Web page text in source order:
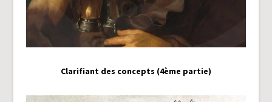
Clarifiant des concepts (4ème partie)